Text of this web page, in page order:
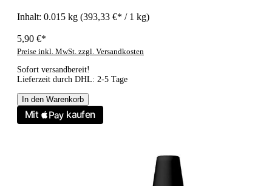
Inhalt: 0.015 kg (393,33 €* / 1 kg)
5,90 €*
Preise inkl. MwSt. zzgl. Versandkosten
Sofort versandbereit!
Lieferzeit durch DHL: 2-5 Tage
In den Warenkorb